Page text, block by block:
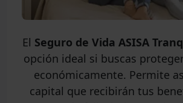
El Seguro de Vida ASISA
opción ideal si buscas
económicamente. Permite
capital que recibirán tus